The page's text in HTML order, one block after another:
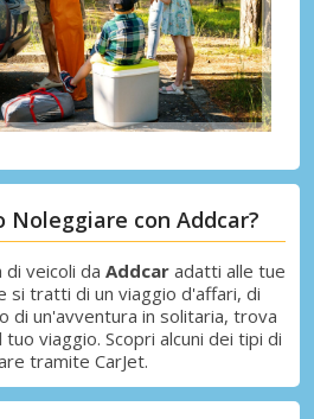
Noleggiare con Addcar?
di veicoli da Addcar adatti alle tue
si tratti di un viaggio d'affari, di
di un'avventura in solitaria, trova
viaggio. Scopri alcuni dei tipi di
tramite CarJet.